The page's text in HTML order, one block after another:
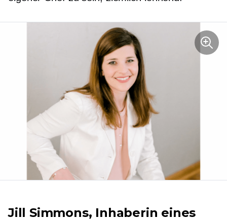
Jill Simmons, Inhaberin eines